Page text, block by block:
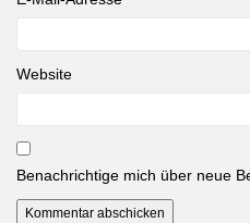
Website
Benachrichtige mich über neue